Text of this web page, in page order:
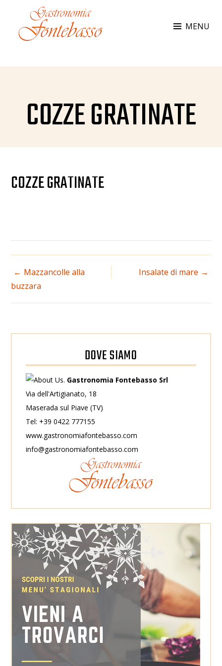
content
MENU
COZZE GRATINATE
COZZE GRATINATE
NAVIGAZIONE
Mazzancolle alla
buzzara
Insalate di mare
DOVE SIAMO
Gastronomia Fontebasso Srl
Via dell'Artigianato, 18
Maserada sul Piave (TV)
Tel: +39 0422 777155
www.gastronomiafontebasso.com
info@gastronomiafontebasso.com